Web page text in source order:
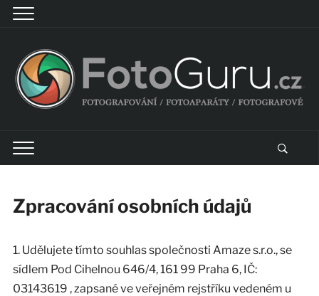
Zpracování osobních údajů
1. Udělujete tímto souhlas společnosti Amaze s.r.o., se
sídlem Pod Cihelnou 646/4, 161 99 Praha 6, IČ:
03143619 , zapsané ve veřejném rejstříku vedeném u